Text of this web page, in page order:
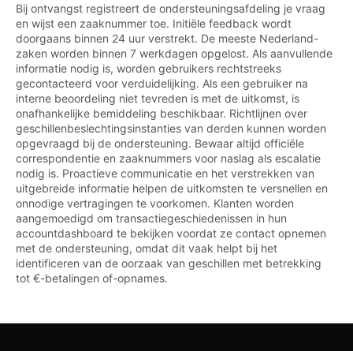
Bij ontvangst registreert de ondersteuningsafdeling je vraag
en wijst een zaaknummer toe. Initiële feedback wordt
doorgaans binnen 24 uur verstrekt. De meeste Nederland-
zaken worden binnen 7 werkdagen opgelost. Als aanvullende
informatie nodig is, worden gebruikers rechtstreeks
gecontacteerd voor verduidelijking. Als een gebruiker na
interne beoordeling niet tevreden is met de uitkomst, is
onafhankelijke bemiddeling beschikbaar. Richtlijnen over
geschillenbeslechtingsinstanties van derden kunnen worden
opgevraagd bij de ondersteuning. Bewaar altijd officiële
correspondentie en zaaknummers voor naslag als escalatie
nodig is. Proactieve communicatie en het verstrekken van
uitgebreide informatie helpen de uitkomsten te versnellen en
onnodige vertragingen te voorkomen. Klanten worden
aangemoedigd om transactiegeschiedenissen in hun
accountdashboard te bekijken voordat ze contact opnemen
met de ondersteuning, omdat dit vaak helpt bij het
identificeren van de oorzaak van geschillen met betrekking
tot €-betalingen of-opnames.